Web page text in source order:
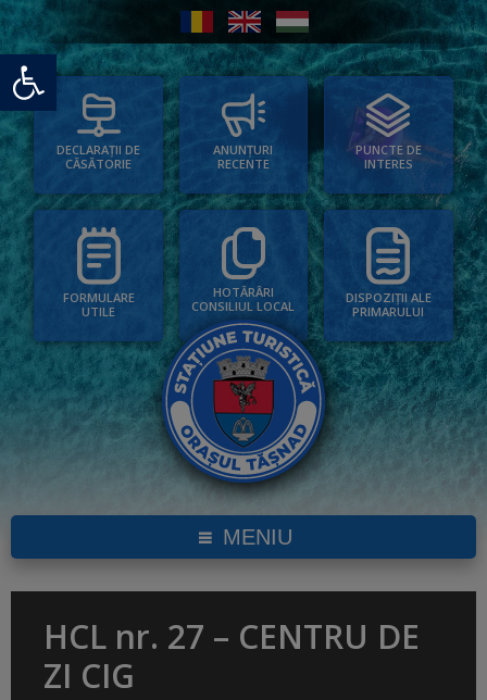
Deschide bara de unelte
DECLARAȚII DE
CĂSĂTORIE
ANUNȚURI
RECENTE
PUNCTE DE
INTERES
FORMULARE
UTILE
HOTĂRÂRI
CONSILIUL LOCAL
DISPOZIȚII ALE
PRIMARULUI
MENIU
HCL nr. 27 – CENTRU DE
ZI CIG